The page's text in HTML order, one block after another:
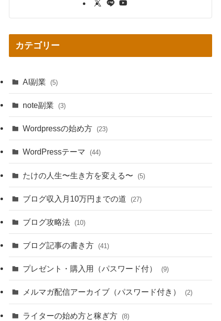
カテゴリー
AI副業 (5)
note副業 (3)
Wordpressの始め方 (23)
WordPressテーマ (44)
たけの人生〜生き方を変える〜 (5)
ブログ収入月10万円までの道 (27)
ブログ攻略法 (10)
ブログ記事の書き方 (41)
プレゼント・購入用（パスワード付） (9)
メルマガ配信アーカイブ（パスワード付き） (2)
ライターの始め方と稼ぎ方 (8)